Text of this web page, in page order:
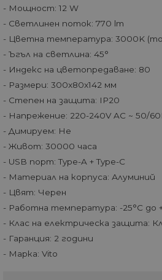
- Мощност: 12 W
- Светлинен поток: 770 lm
- Цветна температура: 3000K
- Ъгъл на светлина: 45°
- Индекс на цветопредаване: 80
- Размери: 300x80x142 мм
- Степен на защита: IP20
- Напрежение: 220-240V AC ~ 50/
- Димируем: Не
- Живот: 30000 часа
- USB порт: Type-A + Type-C
- Материал на корпуса: Алуминий
- Цвят: Черен
- Работна температура: -25°C до
- Клас на електрическа защита:
- Гаранция: 2 години
- Марка: Vito